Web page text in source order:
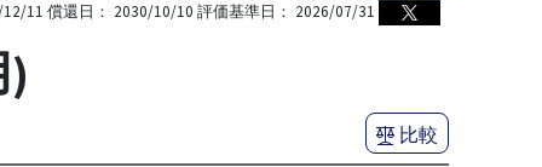
11 償還日： 2030/10/10 評価基準日： 2026/07/31
比較